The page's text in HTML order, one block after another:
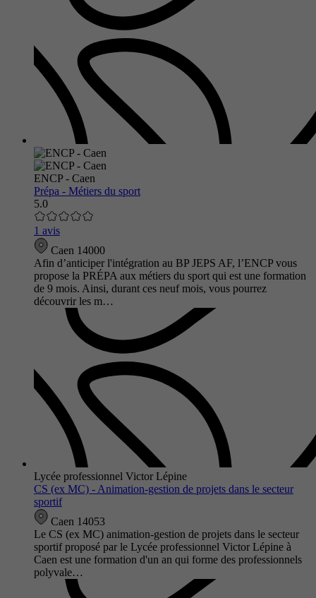
ENCP - Caen
Prépa - Métiers du sport
5.0
1 avis
Caen 14000
Afin d’anticiper l'intégration au BP JEPS AF, l’ENCP vous
propose la PRÉPA aux métiers du sport qui est une formation
de 9 mois. Ainsi, durant ces neuf mois, vous pourrez
découvrir les m…
Lycée professionnel Victor Lépine
CS (ex MC) - Animation-gestion de projets dans le secteur
sportif
Caen 14053
Le CS (ex MC) animation-gestion de projets dans le secteur
sportif proposé par le Lycée professionnel Victor Lépine à
Caen est une formation d'un an qui forme des professionnels
polyvale…